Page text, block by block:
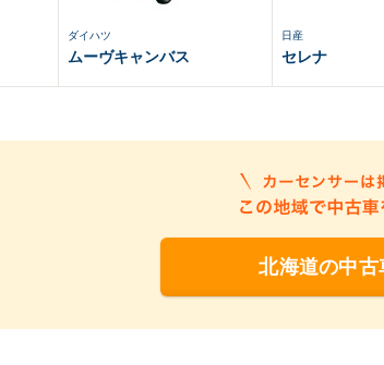
ダイハツ
ムーヴキャンバス
日産
セレナ
北海道の中